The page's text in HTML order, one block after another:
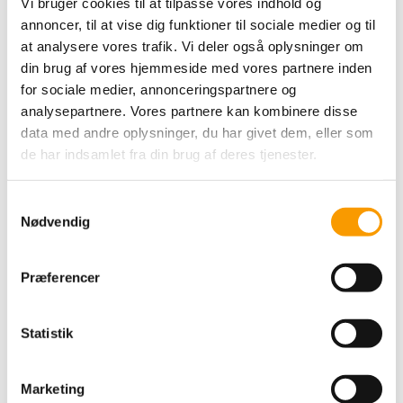
annoncer, til at vise dig funktioner til sociale medier og til
at analysere vores trafik. Vi deler også oplysninger om
din brug af vores hjemmeside med vores partnere inden
for sociale medier, annonceringspartnere og
analysepartnere. Vores partnere kan kombinere disse
data med andre oplysninger, du har givet dem, eller som
de har indsamlet fra din brug af deres tjenester.
Nødvendig
Præferencer
Statistik
Marketing
Hammershus Fairtrade
kurv Medium - Standard
orange
325,00 DKK
VIS PRODUKT